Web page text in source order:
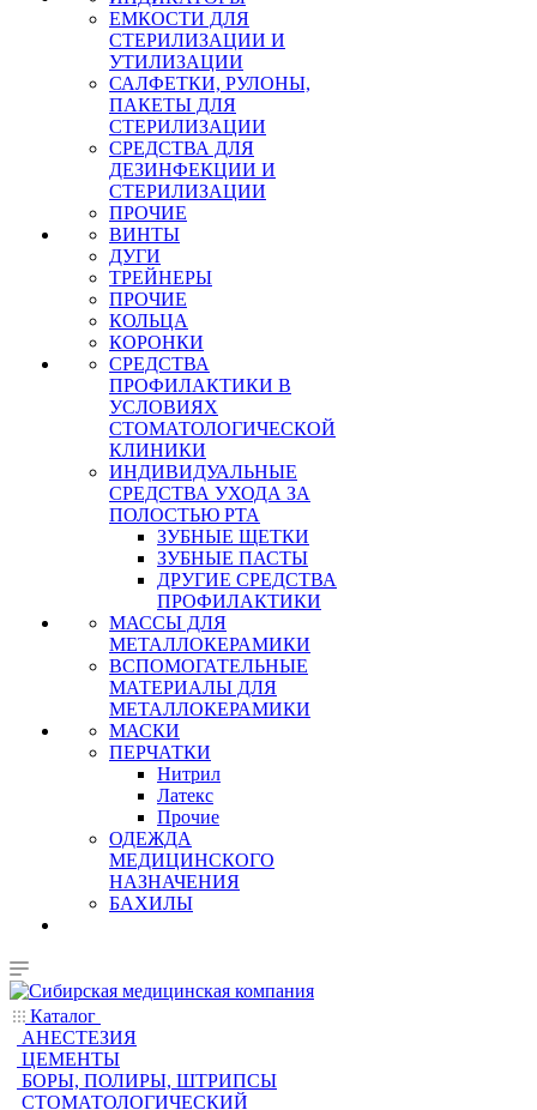
ЕМКОСТИ ДЛЯ
СТЕРИЛИЗАЦИИ И
УТИЛИЗАЦИИ
САЛФЕТКИ, РУЛОНЫ,
ПАКЕТЫ ДЛЯ
СТЕРИЛИЗАЦИИ
СРЕДСТВА ДЛЯ
ДЕЗИНФЕКЦИИ И
СТЕРИЛИЗАЦИИ
ПРОЧИЕ
ВИНТЫ
ДУГИ
ТРЕЙНЕРЫ
ПРОЧИЕ
КОЛЬЦА
КОРОНКИ
СРЕДСТВА
ПРОФИЛАКТИКИ В
УСЛОВИЯХ
СТОМАТОЛОГИЧЕСКОЙ
КЛИНИКИ
ИНДИВИДУАЛЬНЫЕ
СРЕДСТВА УХОДА ЗА
ПОЛОСТЬЮ РТА
ЗУБНЫЕ ЩЕТКИ
ЗУБНЫЕ ПАСТЫ
ДРУГИЕ СРЕДСТВА
ПРОФИЛАКТИКИ
МАССЫ ДЛЯ
МЕТАЛЛОКЕРАМИКИ
ВСПОМОГАТЕЛЬНЫЕ
МАТЕРИАЛЫ ДЛЯ
МЕТАЛЛОКЕРАМИКИ
МАСКИ
ПЕРЧАТКИ
Нитрил
Латекс
Прочие
ОДЕЖДА
МЕДИЦИНСКОГО
НАЗНАЧЕНИЯ
БАХИЛЫ
Каталог
АНЕСТЕЗИЯ
ЦЕМЕНТЫ
БОРЫ, ПОЛИРЫ, ШТРИПСЫ
СТОМАТОЛОГИЧЕСКИЙ